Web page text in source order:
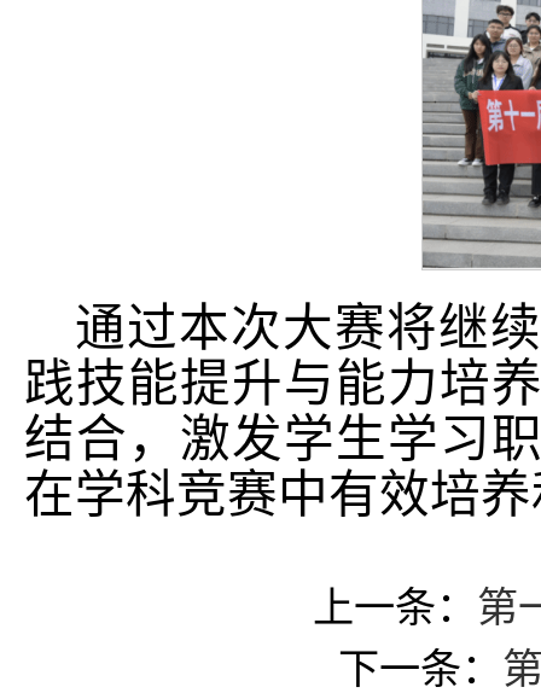
通过本次大赛将继
践技能提升与能力培
结合，激发学生学习
在学科竞赛中有效培
上一条： 第
下一条：